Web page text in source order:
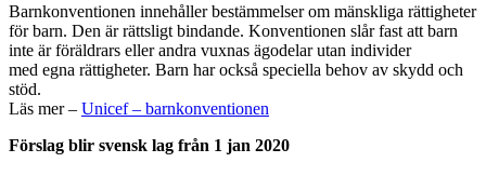
Barnkonventionen innehåller bestämmelser om mänskliga rättigheter
för barn. Den är rättsligt bindande. Konventionen slår fast att barn
inte är föräldrars eller andra vuxnas ägodelar utan individer
med egna rättigheter. Barn har också speciella behov av skydd och
stöd.
Läs mer – Unicef – barnkonventionen
Förslag blir svensk lag från 1 jan 2020